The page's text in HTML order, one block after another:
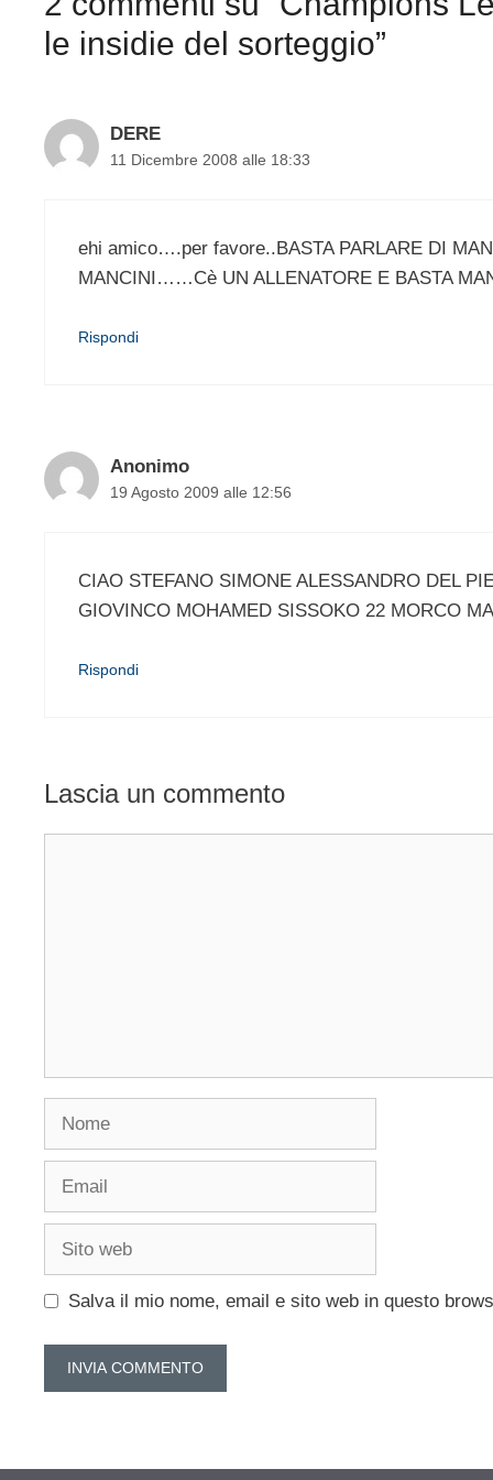
le insidie del sorteggio”
DERE
11 Dicembre 2008 alle 18:33
ehi amico….per favore..BASTA PARLARE DI
MANCINI……Cè UN ALLENATORE E BASTA
Rispondi
Anonimo
19 Agosto 2009 alle 12:56
CIAO STEFANO SIMONE ALESSANDRO DEL
GIOVINCO MOHAMED SISSOKO 22 MORCO
Rispondi
Lascia un commento
Nome
Email
Sito
Salva il mio nome, email e sito web in questo